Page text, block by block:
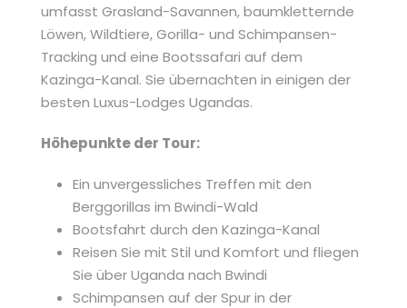
umfasst Grasland-Savannen, baumkletternde
Löwen, Wildtiere, Gorilla- und Schimpansen-
Tracking und eine Bootssafari auf dem
Kazinga-Kanal. Sie übernachten in einigen der
besten Luxus-Lodges Ugandas.
Höhepunkte der Tour:
Ein unvergessliches Treffen mit den
Berggorillas im Bwindi-Wald
Bootsfahrt durch den Kazinga-Kanal
Reisen Sie mit Stil und Komfort und fliegen
Sie über Uganda nach Bwindi
Schimpansen auf der Spur in der